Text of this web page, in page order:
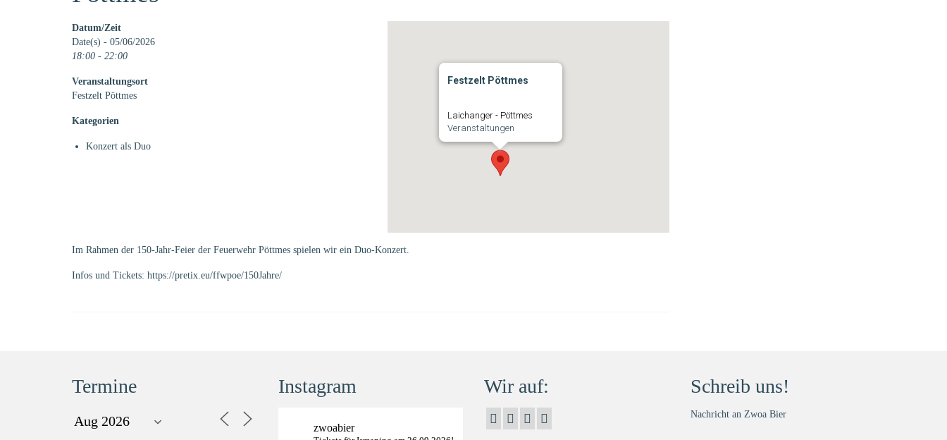
Festzelt Pöttmes
Laichanger - Pöttmes
Veranstaltungen
Datum/Zeit
Date(s) - 05/06/2026
18:00 - 22:00
Veranstaltungsort
Festzelt Pöttmes
Kategorien
Konzert als Duo
Im Rahmen der 150-Jahr-Feier der Feuerwehr Pöttmes spielen wir ein Duo-Konzert.
Infos und Tickets: https://pretix.eu/ffwpoe/150Jahre/
Termine Instagram
zwoabier
Wir auf: Schreib uns!
Nachricht an Zwoa Bier